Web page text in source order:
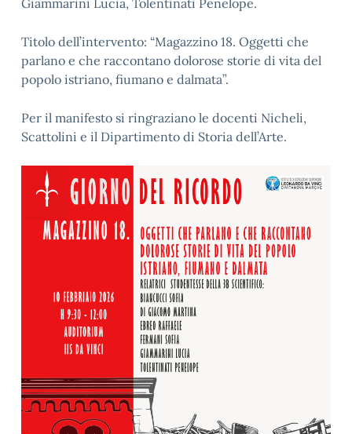
Giammarini Lucia, Tolentinati Penelope.
Titolo dell’intervento: “Magazzino 18. Oggetti che
parlano e che raccontano dolorose storie di vita del
popolo istriano, fiumano e dalmata”.
Per il manifesto si ringraziano le docenti Nicheli,
Scattolini e il Dipartimento di Storia dell’Arte.